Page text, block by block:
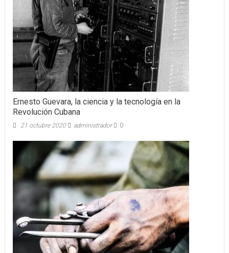
Ernesto Guevara, la ciencia y la tecnología en la
Revolución Cubana
21 octubre 2020 administrador